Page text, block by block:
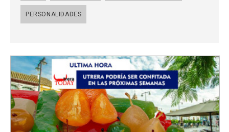
PERSONALIDADES